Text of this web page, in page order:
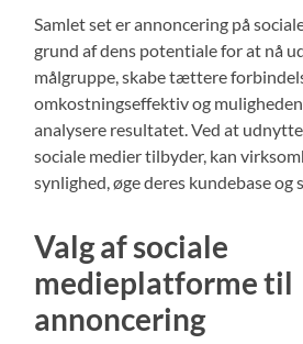
Samlet set er annoncering på
grund af dens potentiale for at nå
målgruppe, skabe tættere
omkostningseffektiv og
analysere resultatet. Ved at
sociale medier tilbyder, kan
synlighed, øge deres kundebase og
Valg af sociale
medieplatforme til
annoncering